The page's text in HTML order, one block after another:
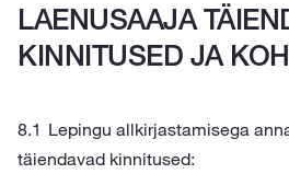
LAENUSAAJA
KINNITUSED JA
Lepingu allkirjastamisega
täiendavad kinnitused: